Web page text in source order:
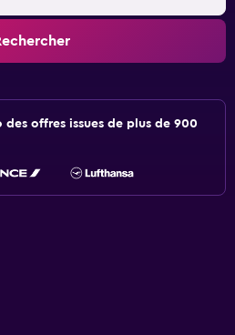
des offres issues de plus de 900